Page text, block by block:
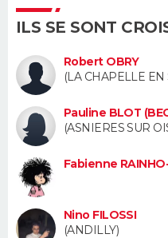
Dictionnaire
Biographies
Citations
Expressions
Proverbes
PROGRAMME TV
COPAINS D'AVANT
S'inscrire
Se connecter
Lycées
Collèges
Primaires
Universités
Entreprises
Service militaire
Avis de recherche
AVIS DE DÉCÈS
FORUM
Bricolage
Lifestyle
Culture
Sport
Auto
Television
Voyage
Cinema
ILS SE SONT
Robert OBRY
(LA CHAPELLE EN
Pauline BLOT
(ASNIERES SUR
Fabienne
Nino FILOSSI
(ANDILLY)